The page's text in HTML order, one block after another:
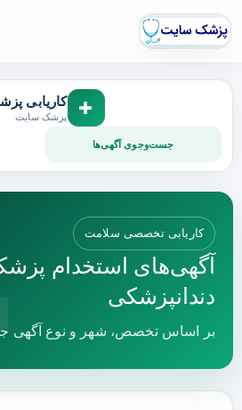
✚ کاریابی
پزشک سایت
جست‌وجوی آگهی‌ها
کاریابی تخصصی سلامت
آگهی‌های استخدام
دندانپزشکی
بر اساس تخصص، شهر و نوع آگهی